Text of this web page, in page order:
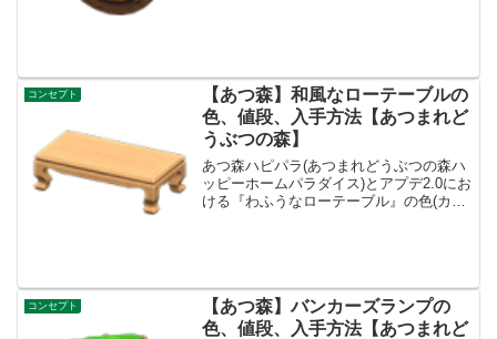
コンセプト
【あつ森】和風なローテーブルの
色、値段、入手方法【あつまれど
うぶつの森】
あつ森ハピパラ(あつまれどうぶつの森ハ
ッピーホームパラダイス)とアプデ2.0にお
ける『わふうなローテーブル』の色(カラ
コンセプト
【あつ森】バンカーズランプの
色、値段、入手方法【あつまれど